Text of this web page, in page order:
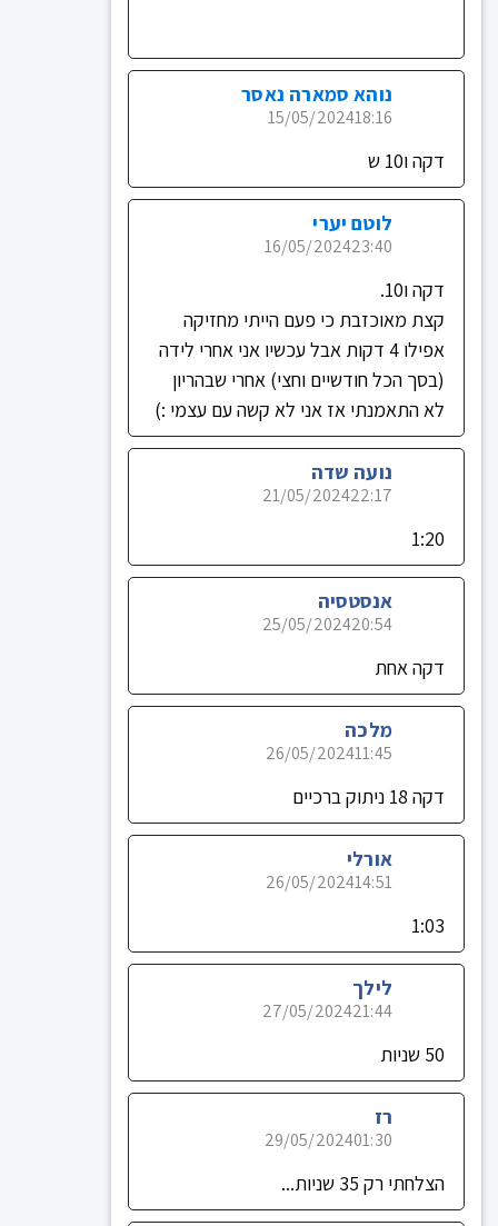
נוהא סמארה נאסר
18:16
15/05/2024
דקה ו10 ש
לוטם יערי
23:40
16/05/2024
דקה ו10.
קצת מאוכזבת כי פעם הייתי מחזיקה
אפילו 4 דקות אבל עכשיו אני אחרי לידה
(בסך הכל חודשיים וחצי) אחרי שבהריון
לא התאמנתי אז אני לא קשה עם עצמי :)
נועה שדה
22:17
21/05/2024
1:20
אנסטסיה
20:54
25/05/2024
דקה אחת
מלכה
11:45
26/05/2024
דקה 18 ניתוק ברכיים
אורלי
14:51
26/05/2024
1:03
לילך
21:44
27/05/2024
50 שניות
רז
01:30
29/05/2024
הצלחתי רק 35 שניות...